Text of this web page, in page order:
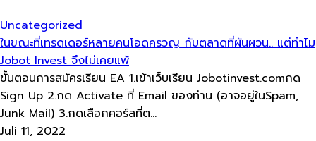
Uncategorized
ในขณะที่เทรดเดอร์หลายคนโอดครวญ กับตลาดที่ผันผวน.. แต่​ทำไม​
Jobot​ Invest​ จึงไม่เคยแพ้
ขั้นตอนการสมัครเรียน EA 1.เข้าเว็บเรียน Jobotinvest.comกด
Sign Up 2.กด Activate ที่ Email ของท่าน (อาจอยู่ในSpam,
Junk Mail) 3.กดเลือกคอร์สที่ต...
Juli 11, 2022